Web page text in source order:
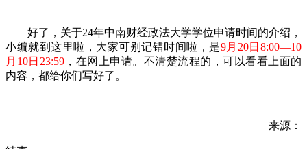
好了，关于24年中南财经政法大学学位申请时间的介绍，
小编就到这里啦，大家可别记错时间啦，是9月20日8:00—10
月10日23:59，在网上申请。不清楚流程的，可以看看上面的
内容，都给你们写好了。
来源：